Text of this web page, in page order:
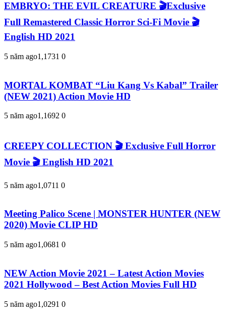
EMBRYO: THE EVIL CREATURE 🎬Exclusive
Full Remastered Classic Horror Sci-Fi Movie 🎬
English HD 2021
5 năm ago1,1731 0
MORTAL KOMBAT “Liu Kang Vs Kabal” Trailer
(NEW 2021) Action Movie HD
5 năm ago1,1692 0
CREEPY COLLECTION 🎬 Exclusive Full Horror
Movie 🎬 English HD 2021
5 năm ago1,0711 0
Meeting Palico Scene | MONSTER HUNTER (NEW
2020) Movie CLIP HD
5 năm ago1,0681 0
NEW Action Movie 2021 – Latest Action Movies
2021 Hollywood – Best Action Movies Full HD
5 năm ago1,0291 0